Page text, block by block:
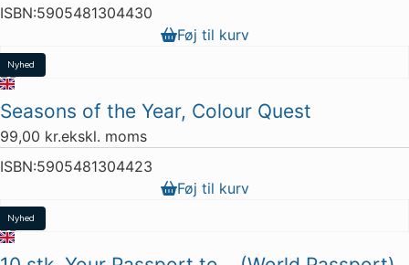
ISBN:5905481304430
Føj til kurv
Nyhed
Seasons of the Year, Colour Quest
99,00 kr.ekskl. moms
ISBN:5905481304423
Føj til kurv
Nyhed
Tilbud